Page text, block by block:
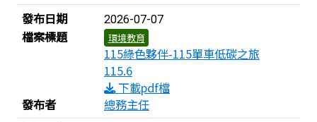
發布日期
2026-07-07
檔案標題 環境教育
115綠色夥伴-115單車低碳之旅
115.6
下載pdf檔
發布者
總務主任